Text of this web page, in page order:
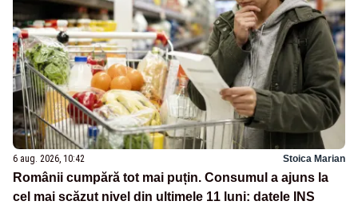
6 aug. 2026, 10:42 Stoica Marian
Românii cumpără tot mai puțin. Consumul a ajuns la
cel mai scăzut nivel din ultimele 11 luni: datele INS